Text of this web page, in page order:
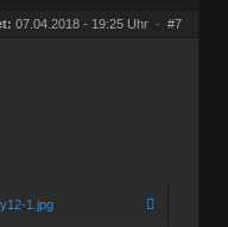
07.04.2018 - 19:25 Uhr · #7
1.jpg